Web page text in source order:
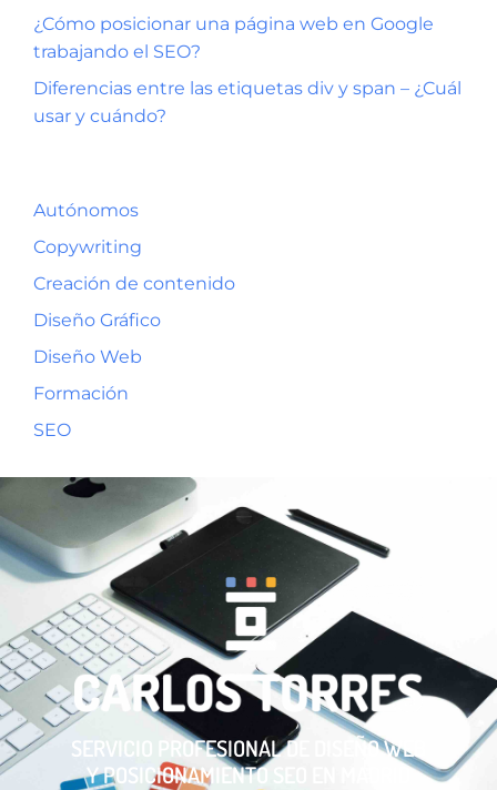
¿Cómo posicionar una página web en Google
trabajando el SEO?
Diferencias entre las etiquetas div y span – ¿Cuál
usar y cuándo?
Autónomos
Copywriting
Creación de contenido
Diseño Gráfico
Diseño Web
Formación
SEO
SERVICIO PROFESIONAL DE DISEÑO WEB
Y POSICIONAMIENTO SEO EN MADRID